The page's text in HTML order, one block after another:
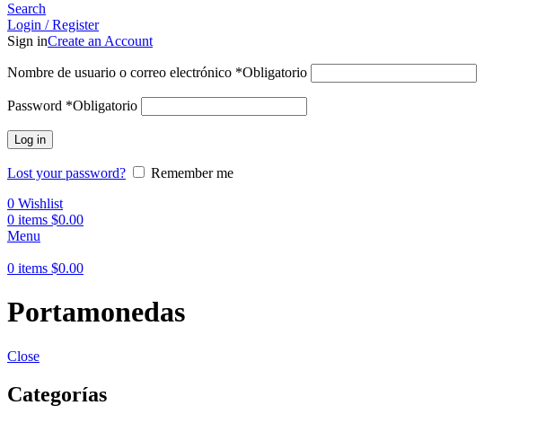
Search
Login / Register
Sign inCreate an Account
Nombre de usuario o correo electrónico *Obligatorio
Password *Obligatorio
Log in
Lost your password?
Remember me
0 Wishlist
0 items $0.00
Menu
0 items $0.00
Portamonedas
Close
Categorías